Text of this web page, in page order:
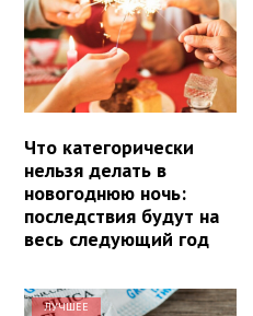
Что категорически
нельзя делать в
новогоднюю ночь:
последствия будут на
весь следующий год
ЛУЧШЕЕ